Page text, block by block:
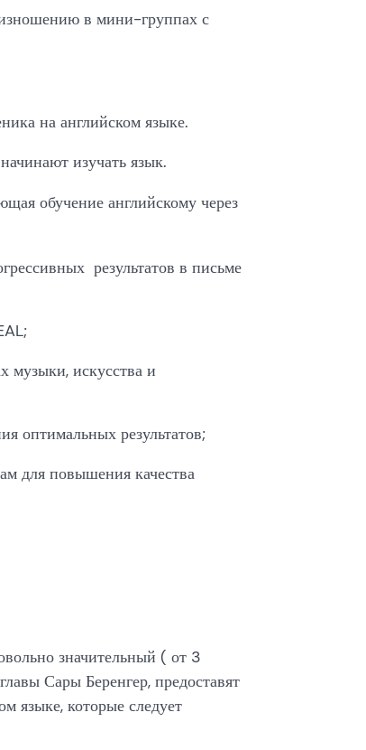
в мини-группах с
на английском языке.
изучать язык.
обучение английскому через
результатов в письме
музыки, искусства и
оптимальных результатов;
для повышения качества
значительный ( от 3
Сары Беренгер, предоставят
языке, которые следует